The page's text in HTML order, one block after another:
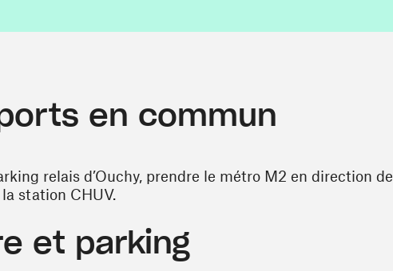
en commun
relais d’Ouchy, prendre le métro M2 en direction de
station CHUV.
et parking